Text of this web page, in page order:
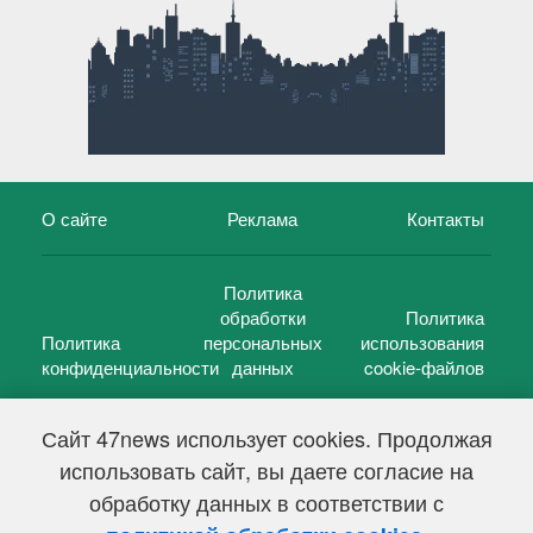
Сайт 47news использует cookies. Продолжая
использовать сайт, вы даете согласие на
обработку данных в соответствии с
О сайте Реклама Контакты
Политика
конфиденциальности
Политика
обработки
персональных
данных
Политика
использования
cookie-файлов
47 новостей (47 news)2005 — 2026 г.
Свидетельство о регистрации СМИ Эл № ФС 77-39848, выдано
Федеральной службой по надзору в сфере связи,